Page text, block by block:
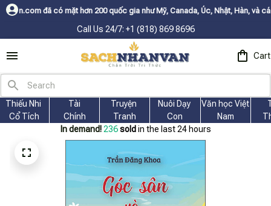
hơn 200 quốc gia như Mỹ, Canada, Úc, Nhật, Hàn, và các nước Châu Âu✨
Call Us 24/7: +1 (818) 869 8696
Cart
Thiếu Nhi
Cổ Tích
Tài
Chính
Truyện
Tranh
Nuôi Dạy
Con
Văn học Việt
Nam
In demand! 236 sold in the last 24 hours